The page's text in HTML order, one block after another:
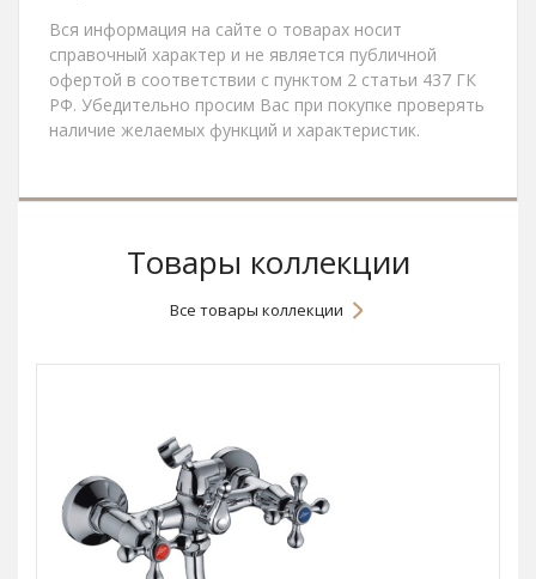
Вся информация на сайте о товарах носит
справочный характер и не является публичной
офертой в соответствии с пунктом 2 статьи 437 ГК
РФ. Убедительно просим Вас при покупке проверять
наличие желаемых функций и характеристик.
Товары коллекции
Все товары коллекции